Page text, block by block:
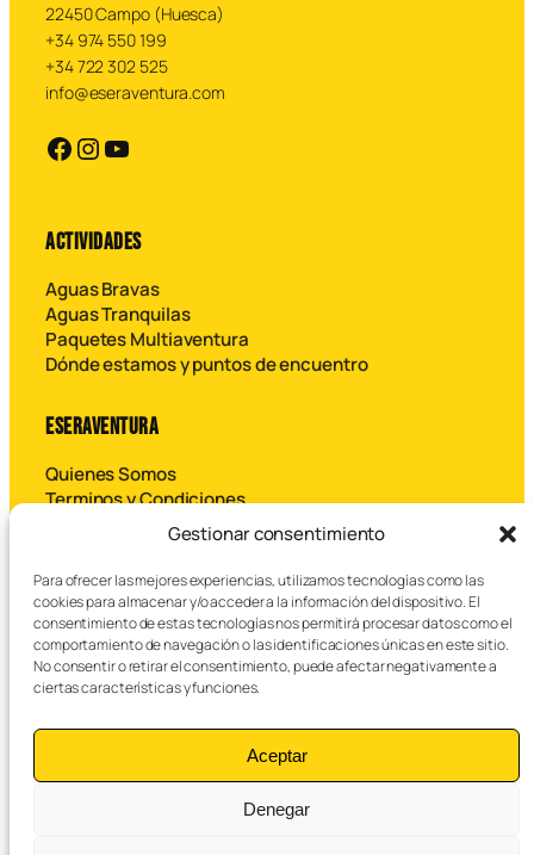
Gestionar consentimiento
Para ofrecer las mejores experiencias, utilizamos tecnologías como las
cookies para almacenar y/o acceder a la información del dispositivo. El
consentimiento de estas tecnologías nos permitirá procesar datos como el
comportamiento de navegación o las identificaciones únicas en este sitio.
No consentir o retirar el consentimiento, puede afectar negativamente a
ciertas características y funciones.
Aceptar
Denegar
22450 Campo (Huesca)
+34 974 550 199
+34 722 302 525
info@eseraventura.com
https://facebook.com https://instagram.com YouTube
ACTIVIDADES
Aguas Bravas
Aguas Tranquilas
Paquetes Multiaventura
Dónde estamos y puntos de encuentro
ESERAVENTURA
Quienes Somos
Terminos y Condiciones
B
u
s
c
a
© 2026 Eseraventura SL – Todos los derechos reservados.
Política de privacidad